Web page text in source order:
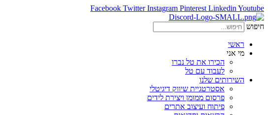
Facebook Twitter Instagram Pinterest Linkedin Youtube
חיפוש
ראשי
מי אני
הכירו את טל נברו
לעבוד עם טל
השירותים שלנו
אסטרטגיית שיווק דיגיטלי
פרסום ממומן ויצירת לידים
פיתוח ועיצוב אתרים